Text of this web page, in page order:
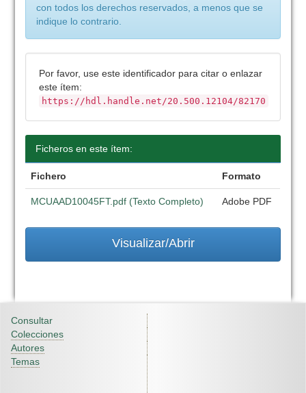
con todos los derechos reservados, a menos que se
indique lo contrario.
Por favor, use este identificador para citar o enlazar
este ítem:
https://hdl.handle.net/20.500.12104/82170
Ficheros en este ítem:
Fichero Formato
MCUAAD10045FT.pdf (Texto Completo) Adobe PDF
Visualizar/Abrir
Consultar
Colecciones
Autores
Temas